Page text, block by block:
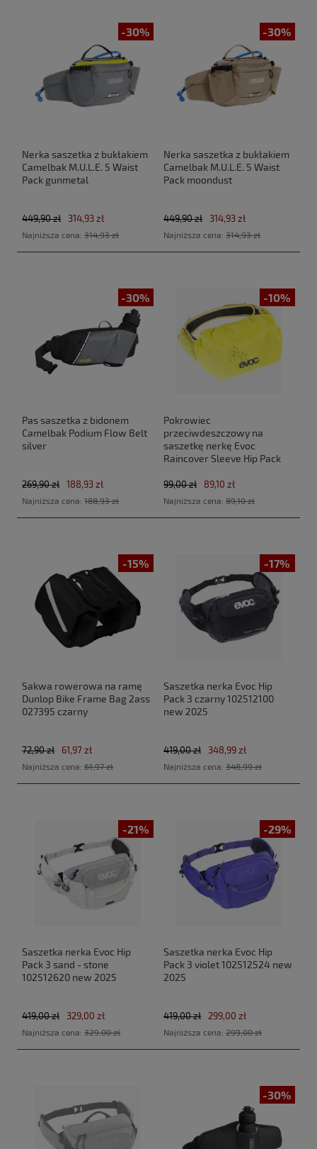
-30%
Nerka saszetka z bukłakiem
Camelbak M.U.L.E. 5 Waist
Pack gunmetal
314,93 zł
449,90 zł
Najniższa cena:314,93 zł
-30%
Nerka saszetka z bukłakiem
Camelbak M.U.L.E. 5 Waist
Pack moondust
314,93 zł
449,90 zł
Najniższa cena:314,93 zł
-30%
Pas saszetka z bidonem
Camelbak Podium Flow Belt
silver
188,93 zł
269,90 zł
Najniższa cena:188,93 zł
-10%
Pokrowiec
przeciwdeszczowy na
saszetkę nerkę Evoc
Raincover Sleeve Hip Pack
89,10 zł
99,00 zł
Najniższa cena:89,10 zł
-15%
Sakwa rowerowa na ramę
Dunlop Bike Frame Bag 2ass
027395 czarny
61,97 zł
72,90 zł
Najniższa cena:61,97 zł
-17%
Saszetka nerka Evoc Hip
Pack 3 czarny 102512100
new 2025
348,99 zł
419,00 zł
Najniższa cena:348,99 zł
-21%
Saszetka nerka Evoc Hip
Pack 3 sand - stone
102512620 new 2025
329,00 zł
419,00 zł
Najniższa cena:329,00 zł
-29%
Saszetka nerka Evoc Hip
Pack 3 violet 102512524 new
2025
299,00 zł
419,00 zł
Najniższa cena:299,00 zł
-30%